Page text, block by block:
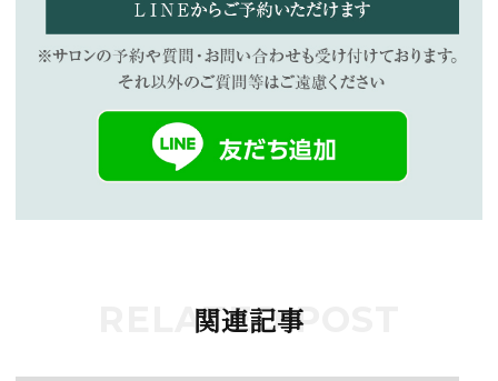
RELATED POST
関連記事